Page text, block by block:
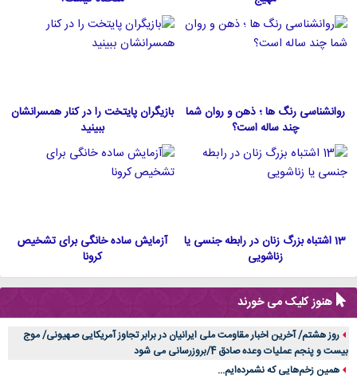
روانشناسی رنگ ها ؛ ذهن و روان شما
چند ساله است؟
بازیگران پایتخت را در کنار همسرانشان
ببینید
13 اشتباه بزرگ زنان در رابطه جنسی یا
زناشویی
آزمایش ساده خانگی برای تشخیص
کرونا
هنوز کلیک می خورند
روز هشتم/ آخرین اخبار مقاومت ملی ایرانیان در برابر تجاوز آمریکایی صهیونی/ موج
بیست و پنجم عملیات وعده صادق 4/بروزرسانی می شود
همین زخم‌هایی که نشمرده‌ایم...